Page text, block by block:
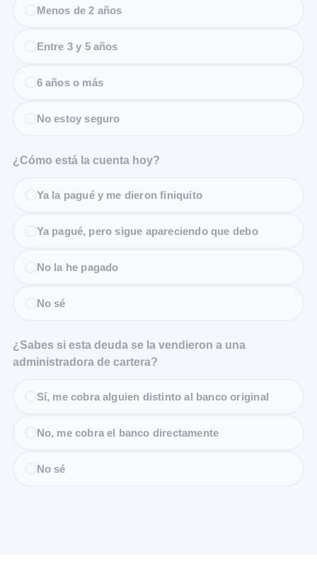
Menos de 2 años
Entre 3 y 5 años
6 años o más
No estoy seguro
¿Cómo está la cuenta hoy?
Ya la pagué y me dieron finiquito
Ya pagué, pero sigue apareciendo que debo
No la he pagado
No sé
¿Sabes si esta deuda se la vendieron a una
administradora de cartera?
Sí, me cobra alguien distinto al banco original
No, me cobra el banco directamente
No sé